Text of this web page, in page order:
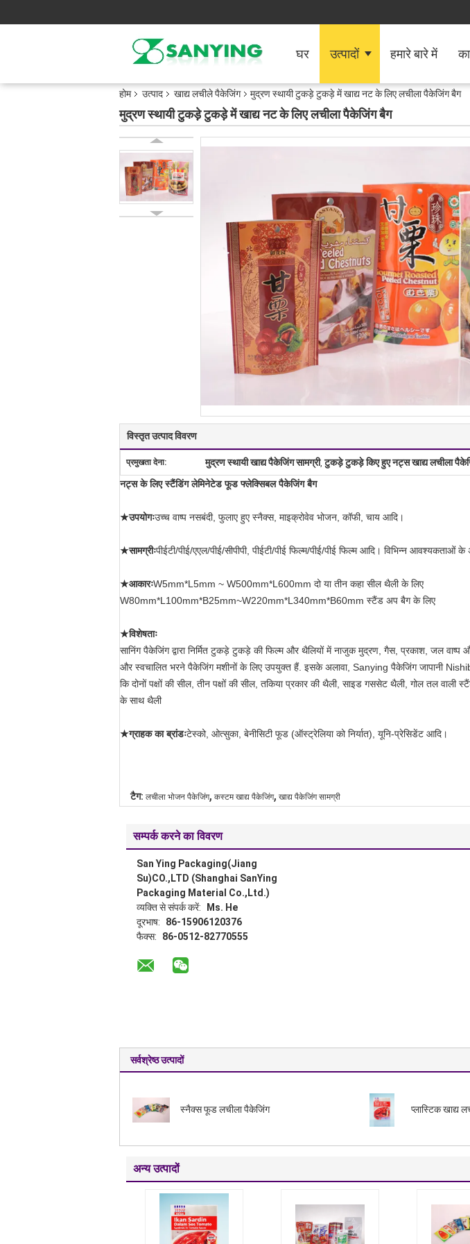
घर उत्पादों हमारे बारे में
होम उत्पाद खाद्य लचीले पैकेजिंग मुद्रण स्थायी टुकड़े टुकड़े में खाद्य नट के लिए लचीला पैकेजिंग बैग
मुद्रण स्थायी टुकड़े टुकड़े में खाद्य नट के लिए लचीला पैकेजिंग बैग
विस्तृत उत्पाद विवरण
प्रमुखता देना: मुद्रण स्थायी खाद्य पैकेजिंग सामग्री,टुकड़े टुकड़े किए हुए नट्स खाद्य लचीला
नट्स के लिए स्टैंडिंग लेमिनेटेड फूड फ्लेक्सिबल पैकेजिंग बैग
★उपयोगःउच्च वाष्प नसबंदी, फुलाए हुए स्नैक्स, माइक्रोवेव भोजन, कॉफी, चाय आदि।
★सामग्रीःपीईटी/पीई/एएल/पीई/सीपीपी, पीईटी/पीई फिल्म/पीई/पीई फिल्म आदि। विभिन्न
★आकारःW5mm*L5mm ~ W500mm*L600mm दो या तीन कहा सील थैली के लिए
W80mm*L100mm*B25mm~W220mm*L340mm*B60mm स्टैंड अप बैग के लिए
★विशेषताः
सानिंग पैकेजिंग द्वारा निर्मित टुकड़े टुकड़े की फिल्म और थैलियों में नाजुक मुद्रण, गैस, प्रकाश, जल वाष्प
और स्वचालित भरने पैकेजिंग मशीनों के लिए उपयुक्त हैं. इसके अलावा, Sanying पैकेजिंग जापानी
कि दोनों पक्षों की सील, तीन पक्षों की सील, तकिया प्रकार की थैली, साइड गससेट थैली, गोल तल
के साथ थैली
★ग्राहक का ब्रांडःटेस्को, ओत्सुका, बेनीसिटी फूड (ऑस्ट्रेलिया को निर्यात), यूनि-प्रेसिडेंट आदि।
टैग: लचीला भोजन पैकेजिंग, कस्टम खाद्य पैकेजिंग, खाद्य पैकेजिंग सामग्री
सम्पर्क करने का विवरण
San Ying Packaging(Jiang
Su)CO.,LTD (Shanghai SanYing
Packaging Material Co.,Ltd.)
व्यक्ति से संपर्क करें:
Ms. He
दूरभाष:
86-15906120376
फैक्स:
86-0512-82770555
सर्वश्रेष्ठ उत्पादों
स्नैक्स फूड लचीला पैकेजिंग प्लास्टिक खाद्य
अन्य उत्पादों